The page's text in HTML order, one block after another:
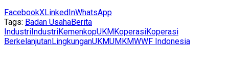
FacebookXLinkedInWhatsApp
Tags: Badan UsahaBerita
IndustriIndustriKemenkopUKMKoperasiKoperasi
BerkelanjutanLingkunganUKMUMKMWWF Indonesia